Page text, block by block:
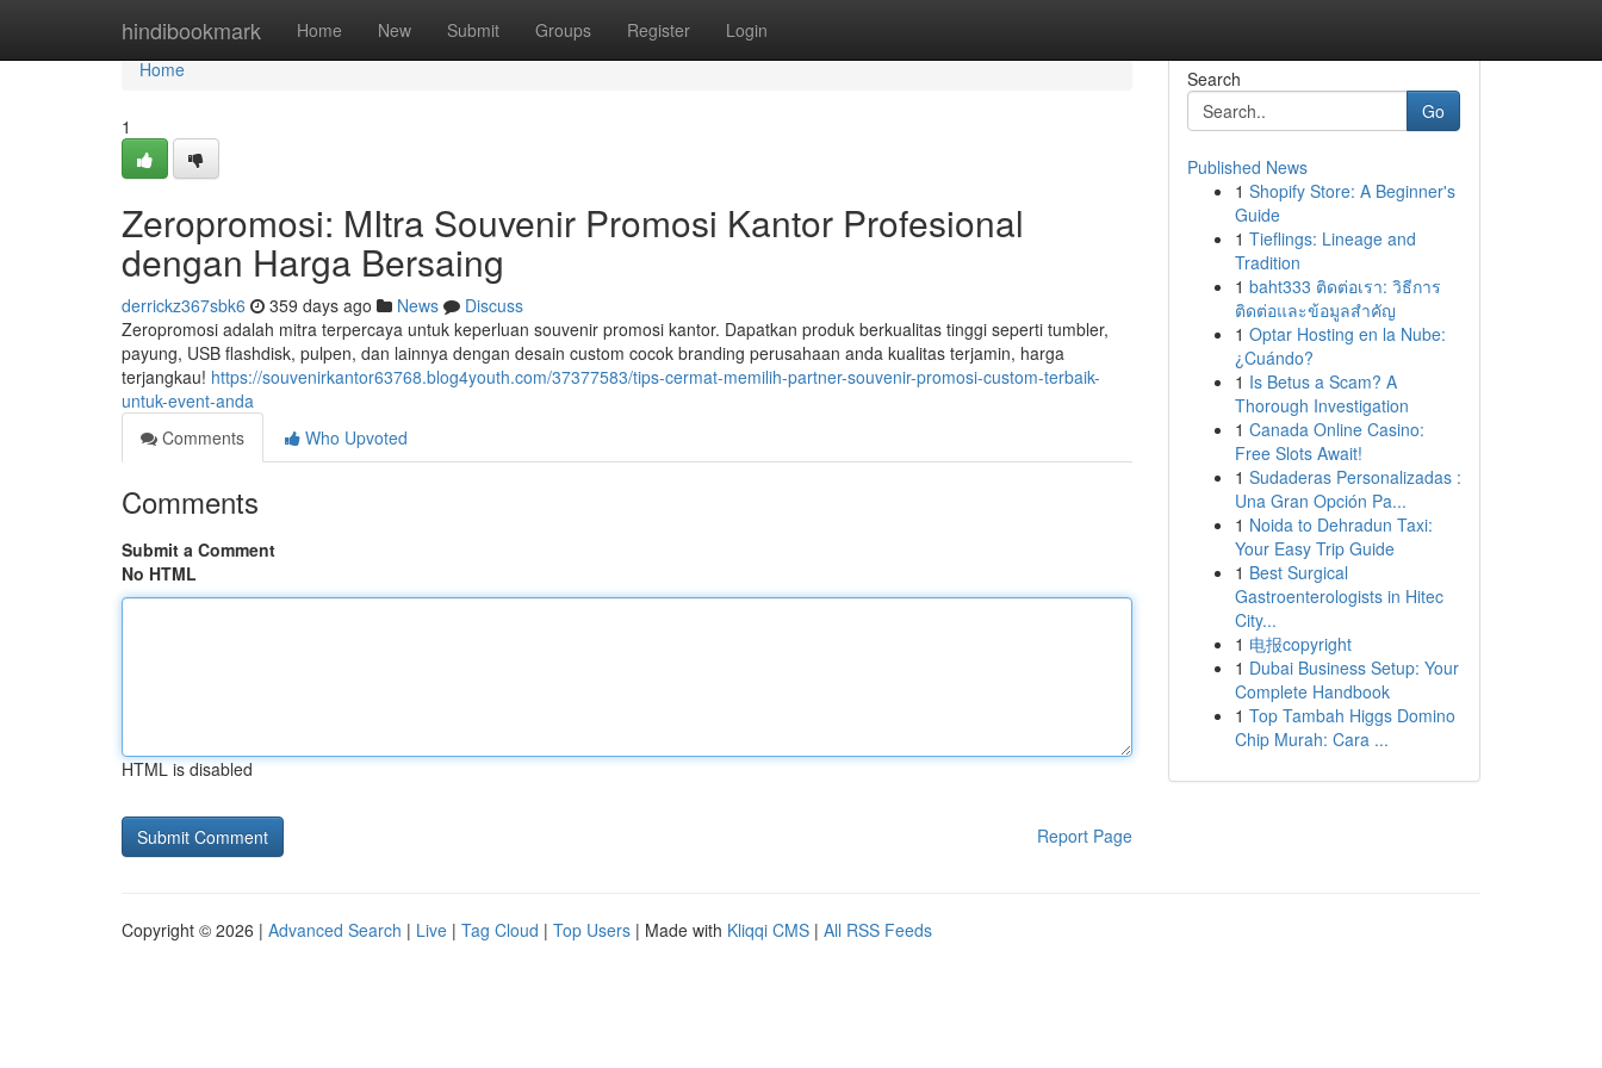
hindibookmark Home New Submit Groups Register Login
Home
Home
1
Zeropromosi: MItra Souvenir Promosi Kantor Profesional
dengan Harga Bersaing
derrickz367sbk6 359 days ago News
Discuss
Zeropromosi adalah mitra terpercaya untuk keperluan souvenir promosi kantor. Dapatkan produk berkualitas tinggi seperti tumbler,
payung, USB flashdisk, pulpen, dan lainnya dengan desain custom cocok branding perusahaan anda kualitas terjamin, harga
terjangkau! https://souvenirkantor63768.blog4youth.com/37377583/tips-cermat-memilih-partner-souvenir-promosi-custom-terbaik-
untuk-event-anda
Comments
Who Upvoted
Comments
Submit a Comment
No HTML
HTML is disabled
Report Page
Search
Go
Published News
1 Shopify Store: A Beginner's
Guide
1 Tieflings: Lineage and
Tradition
1 baht333 ติดต่อเรา: วิธีการ
ติดต่อและข้อมูลสำคัญ
1 Optar Hosting en la Nube:
¿Cuándo?
1 Is Betus a Scam? A
Thorough Investigation
1 Canada Online Casino:
Free Slots Await!
1 Sudaderas Personalizadas :
Una Gran Opción Pa...
1 Noida to Dehradun Taxi:
Your Easy Trip Guide
1 Best Surgical
Gastroenterologists in Hitec
City...
1 电报copyright
1 Dubai Business Setup: Your
Complete Handbook
1 Top Tambah Higgs Domino
Chip Murah: Cara ...
Copyright © 2026 | Advanced Search | Live | Tag Cloud | Top Users | Made with Kliqqi CMS | All RSS Feeds